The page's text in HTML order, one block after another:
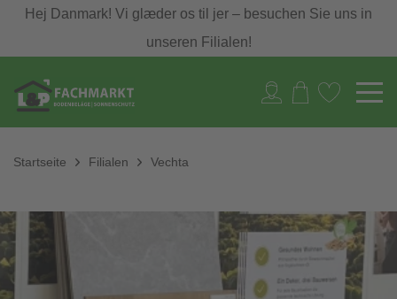
Hej Danmark! Vi glæder os til jer – besuchen Sie uns in
unseren Filialen!
Startseite Filialen Vechta